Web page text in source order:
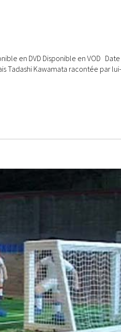
en DVD Disponible en VOD Date
Kawamata racontée par lui-